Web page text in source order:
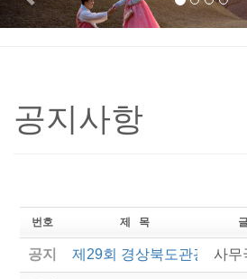
공지사항
번호 제 목
공지 제29회 경상북도관광기념
사무